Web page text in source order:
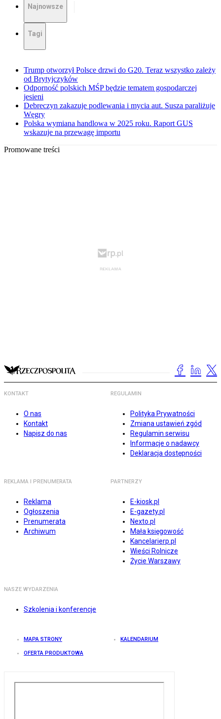
Najnowsze
Tagi
Trump otworzył Polsce drzwi do G20. Teraz wszystko zależy
od Brytyjczyków
Odporność polskich MŚP będzie tematem gospodarczej
jesieni
Debreczyn zakazuje podlewania i mycia aut. Susza paraliżuje
Węgry
Polska wymiana handlowa w 2025 roku. Raport GUS
wskazuje na przewagę importu
Promowane treści
KONTAKT
O nas
Kontakt
Napisz do nas
REGULAMIN
Polityka Prywatności
Zmiana ustawień zgód
Regulamin serwisu
Informacje o nadawcy
Deklaracja dostępności
REKLAMA I PRENUMERATA
Reklama
Ogłoszenia
Prenumerata
Archiwum
PARTNERZY
E-kiosk.pl
E-gazety.pl
Nexto.pl
Mała księgowość
Kancelarierp.pl
Wieści Rolnicze
Życie Warszawy
NASZE WYDARZENIA
Szkolenia i konferencje
MAPA STRONY KALENDARIUM
OFERTA PRODUKTOWA